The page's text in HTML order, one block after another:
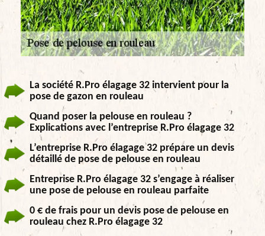
La société R.Pro élagage 32 intervient pour la
pose de gazon en rouleau
Quand poser la pelouse en rouleau ?
Explications avec l’entreprise R.Pro élagage 32
L’entreprise R.Pro élagage 32 prépare un devis
détaillé de pose de pelouse en rouleau
Entreprise R.Pro élagage 32 s’engage à réaliser
une pose de pelouse en rouleau parfaite
0 € de frais pour un devis pose de pelouse en
rouleau chez R.Pro élagage 32